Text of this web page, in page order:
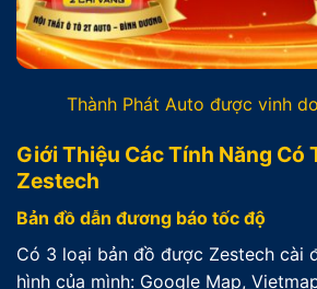
Thành Phát Auto được vinh
Giới Thiệu Các Tính Năng Có
Zestech
Bản đồ dẫn đương báo tốc độ
Có 3 loại bản đồ được Zestech cài
hình của mình: Google Map,